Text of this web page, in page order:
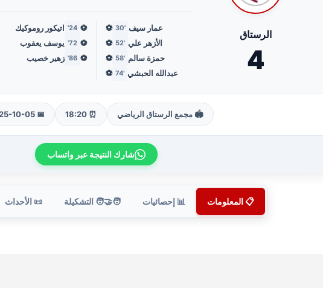
الرستاق
4
عمار سيف '30
⚽
الأزهر علي '52
⚽
حمزة سالم '58
⚽
عبدالله الحبشي '74
⚽
⚽
24' اتيكور روموكيك
⚽
72' يوسف يعقوب
⚽
86' زهير خصيب
🏟️ مجمع الرستاق الرياضي ⏰ 18:20
📅 2025-10-05
شارك النتيجة عبر واتساب
📋 المعلومات 📊 إحصائيات 🧑‍🤝‍🧑 التشكيلة 📜 الأحداث